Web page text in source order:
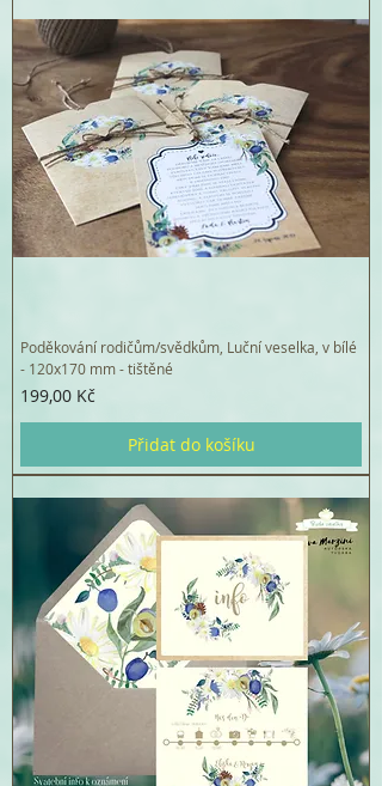
Poděkování rodičům/svědkům, Luční veselka, v bílé
- 120x170 mm - tištěné
Cena
199,00 Kč
Přidat do košíku